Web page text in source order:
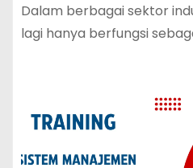
Dalam berbagai sektor
lagi hanya berfungsi